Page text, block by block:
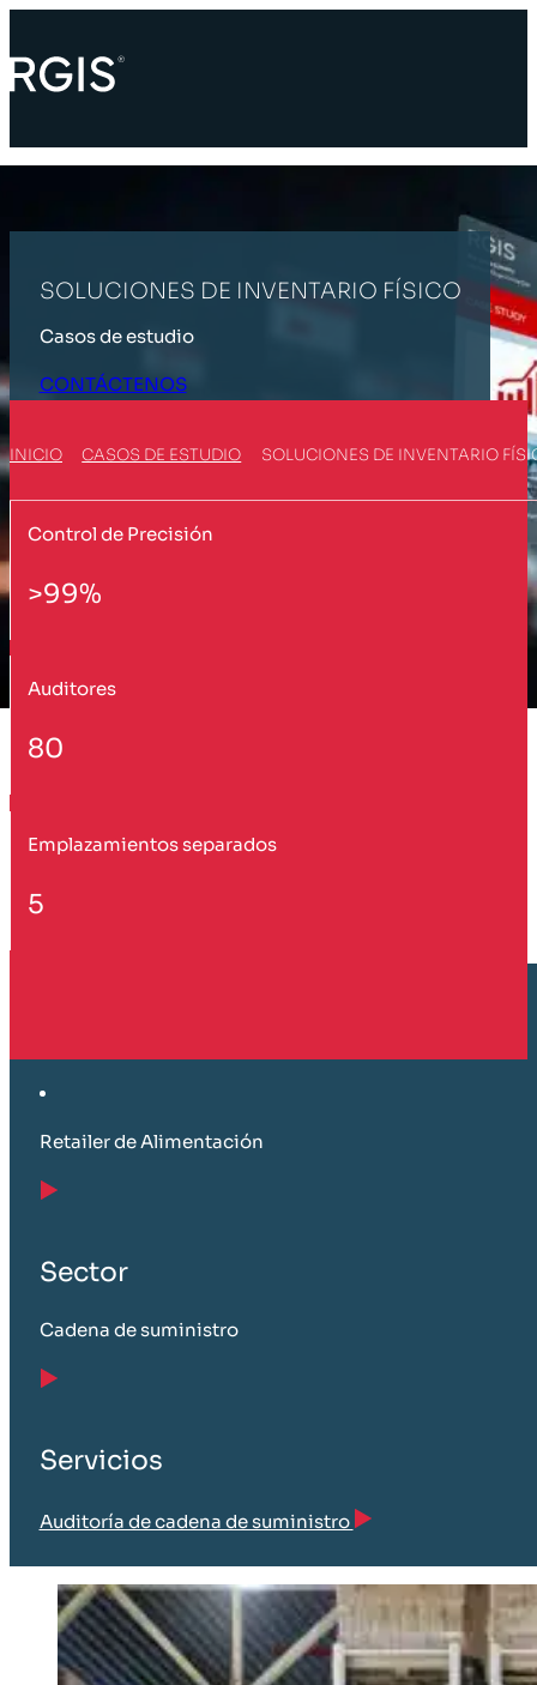
SOLUCIONES DE INVENTARIO FÍSICO
Casos de estudio
CONTÁCTENOS
INICIO CASOS DE ESTUDIO SOLUCIONES DE INVENTARIO
Control de Precisión
>99%
Auditores
80
Emplazamientos separados
5
Retailer de Alimentación
Sector
Cadena de suministro
Servicios
Auditoría de cadena de suministro